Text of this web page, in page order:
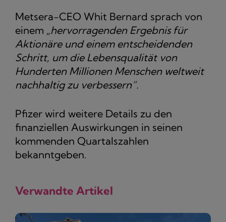
Metsera-CEO Whit Bernard sprach von
einem „hervorragenden Ergebnis für
Aktionäre und einem entscheidenden
Schritt, um die Lebensqualität von
Hunderten Millionen Menschen weltweit
nachhaltig zu verbessern“.
Pfizer wird weitere Details zu den
finanziellen Auswirkungen in seinen
kommenden Quartalszahlen
bekanntgeben.
Verwandte Artikel